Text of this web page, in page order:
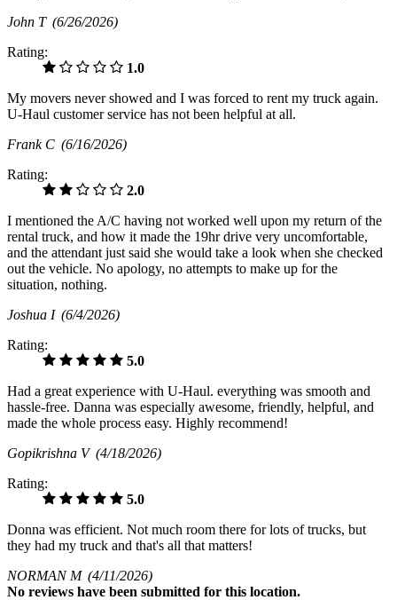
John T (6/26/2026)
Rating:
1.0
My movers never showed and I was forced to rent my truck again.
U-Haul customer service has not been helpful at all.
Frank C (6/16/2026)
Rating:
2.0
I mentioned the A/C having not worked well upon my return of the
rental truck, and how it made the 19hr drive very uncomfortable,
and the attendant just said she would take a look when she checked
out the vehicle. No apology, no attempts to make up for the
situation, nothing.
Joshua I (6/4/2026)
Rating:
5.0
Had a great experience with U-Haul. everything was smooth and
hassle-free. Danna was especially awesome, friendly, helpful, and
made the whole process easy. Highly recommend!
Gopikrishna V (4/18/2026)
Rating:
5.0
Donna was efficient. Not much room there for lots of trucks, but
they had my truck and that's all that matters!
NORMAN M (4/11/2026)
No reviews have been submitted for this location.